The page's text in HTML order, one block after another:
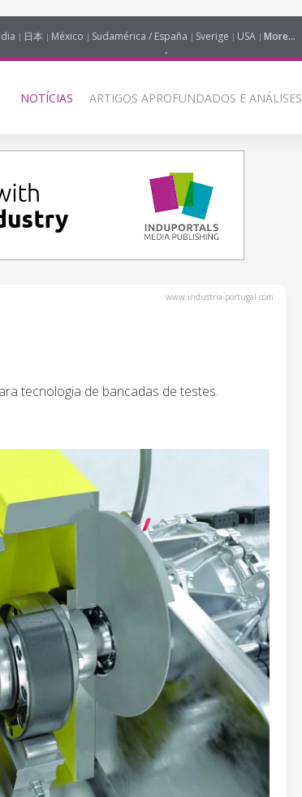
日本 México Sudamérica / España Sverige USA More...
NOTÍCIAS ARTIGOS APROFUNDADOS E ANÁLISES
www.industria-portugal.com
tecnologia de bancadas de testes.